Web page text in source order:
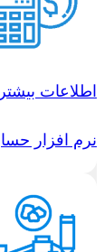
اطلاعات بیشتر
نرم افزار